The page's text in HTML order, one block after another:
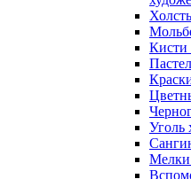
Кисти
Уголь
Мелки